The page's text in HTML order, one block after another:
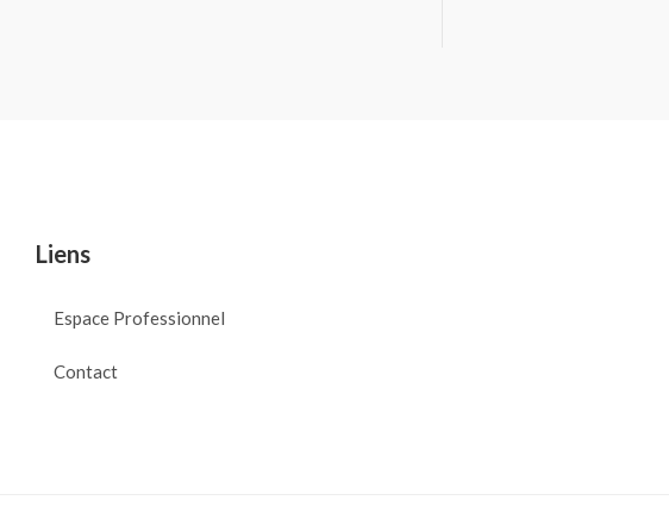
Liens
Espace Professionnel
Contact